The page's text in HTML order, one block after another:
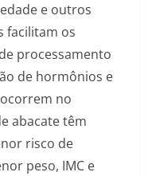
e outros
facilitam os
processamento
de hormônios e
no
abacate têm
risco de
peso, IMC e